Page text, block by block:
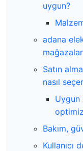
uygun?
adana
Satın
nasıl
Bakım,
Kullanıcı